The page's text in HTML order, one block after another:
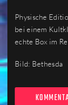
Physische
bei einem
echte Box im
Bild: Bethesda